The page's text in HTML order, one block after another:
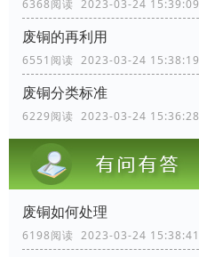
6368阅读 2023-03-24 15:39:09
废铜的再利用
6551阅读 2023-03-24 15:38:19
废铜分类标准
6229阅读 2023-03-24 15:36:28
废铜如何处理
6198阅读 2023-03-24 15:38:41